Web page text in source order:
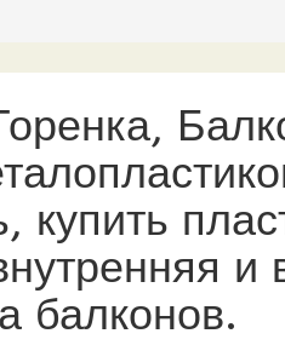
купить
и
балконов.